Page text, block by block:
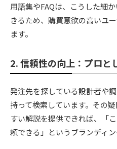
用語集やFAQは、こうした細
きるため、購買意欲の高いユ
ます。
2. 信頼性の向上：プロと
発注先を探している設計者や
持って検索しています。その
すい解説を提供できれば、「
頼できる」というブランディン